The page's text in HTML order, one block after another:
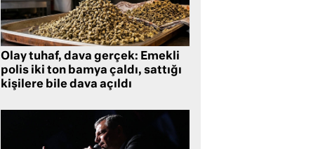
Olay tuhaf, dava gerçek: Emekli
polis iki ton bamya çaldı, sattığı
kişilere bile dava açıldı